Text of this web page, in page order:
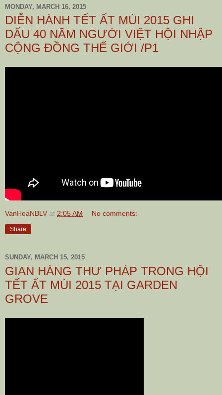
MONDAY, MARCH 16, 2015
DIỄN HÀNH TẾT ẤT MÙI 2015 GHI
DẤU 40 NĂM NGƯỜI VIỆT HỘI NHẬP
CỘNG ĐỒNG THẾ GIỚI /P1
VanHoaNBLV at 2:05 AM No comments:
Share
SUNDAY, MARCH 15, 2015
GIAN HÀNG THƯ PHÁP TRONG HỘI
TẾT ẤT MÙI 2015 TẠI GARDEN
GROVE